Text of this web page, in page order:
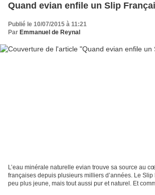
Quand evian enfile un Slip
Publié le 10/07/2015 à 11:21
Par Emmanuel de Reynal
L’eau minérale naturelle evian trouve sa source au
françaises depuis plusieurs milliers d’années. Le Slip
peu plus jeune, mais tout aussi pur et naturel. Et